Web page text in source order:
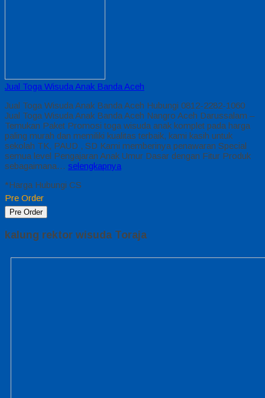
Jual Toga Wisuda Anak Banda Aceh
Jual Toga Wisuda Anak Banda Aceh Hubungi 0812-2282-1060
Jual Toga Wisuda Anak Banda Aceh Nangro Aceh Darussalam –
Temukan Paket Promosi toga wisuda anak komplet pada harga
paling murah dan memiliki kualitas terbaik, kami kasih untuk
sekolah TK, PAUD , SD Kami memberinya penawaran Special
semua level Pengajaran Anak Umur Dasar dengan Fitur Produk
sebagaimana… selengkapnya
*Harga Hubungi CS
Pre Order
Pre Order
kalung rektor wisuda Toraja